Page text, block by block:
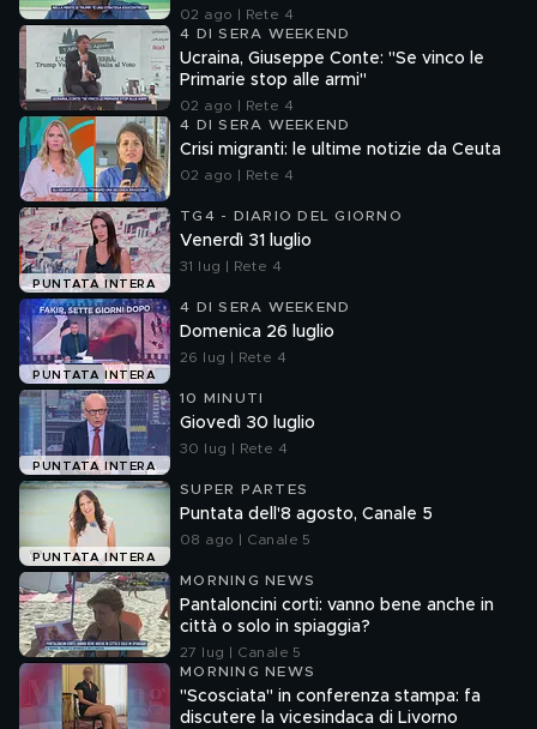
Mendolicchio
02 ago | Rete 4
4 DI SERA WEEKEND
Ucraina, Giuseppe Conte: "Se vinco le
Primarie stop alle armi"
02 ago | Rete 4
4 DI SERA WEEKEND
Crisi migranti: le ultime notizie da Ceuta
02 ago | Rete 4
PUNTATA INTERA
TG4 - DIARIO DEL GIORNO
Venerdì 31 luglio
31 lug | Rete 4
PUNTATA INTERA
4 DI SERA WEEKEND
Domenica 26 luglio
26 lug | Rete 4
PUNTATA INTERA
10 MINUTI
Giovedì 30 luglio
30 lug | Rete 4
PUNTATA INTERA
SUPER PARTES
Puntata dell'8 agosto, Canale 5
08 ago | Canale 5
MORNING NEWS
Pantaloncini corti: vanno bene anche in
città o solo in spiaggia?
27 lug | Canale 5
MORNING NEWS
"Scosciata" in conferenza stampa: fa
discutere la vicesindaca di Livorno